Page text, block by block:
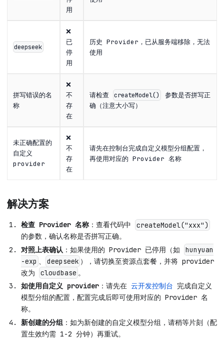
用
deepseek
❌
已
停
用
历史 Provider，已从服务端移除，无法
使用
拼写错误的名
称
❌
不
存
在
请检查 createModel()
参数是否拼写正
确（注意大小写）
未正确配置的
自定义
provider
❌
不
存
在
请先在控制台完成自定义模型分组配置，
再使用对应的 Provider 名称
解决方案
检查 Provider 名称 ：查看代码中
createModel("xxx")
的参数，确认名称是否拼写正确。
对照上表确认 ：如果使用的 Provider 已停用（如
hunyuan
-exp
deepseek ），请切换至资源点套餐，并将 provider
改为
cloudbase 。
如使用自定义 provider ：请先在 云开发控制台 完成自定义
模型分组的配置，配置完成后即可使用对应的 Provider 名
称。
新创建的分组 ：如为新创建的自定义模型分组，请稍等片刻（配
置生效约需 1-2 分钟）再重试。